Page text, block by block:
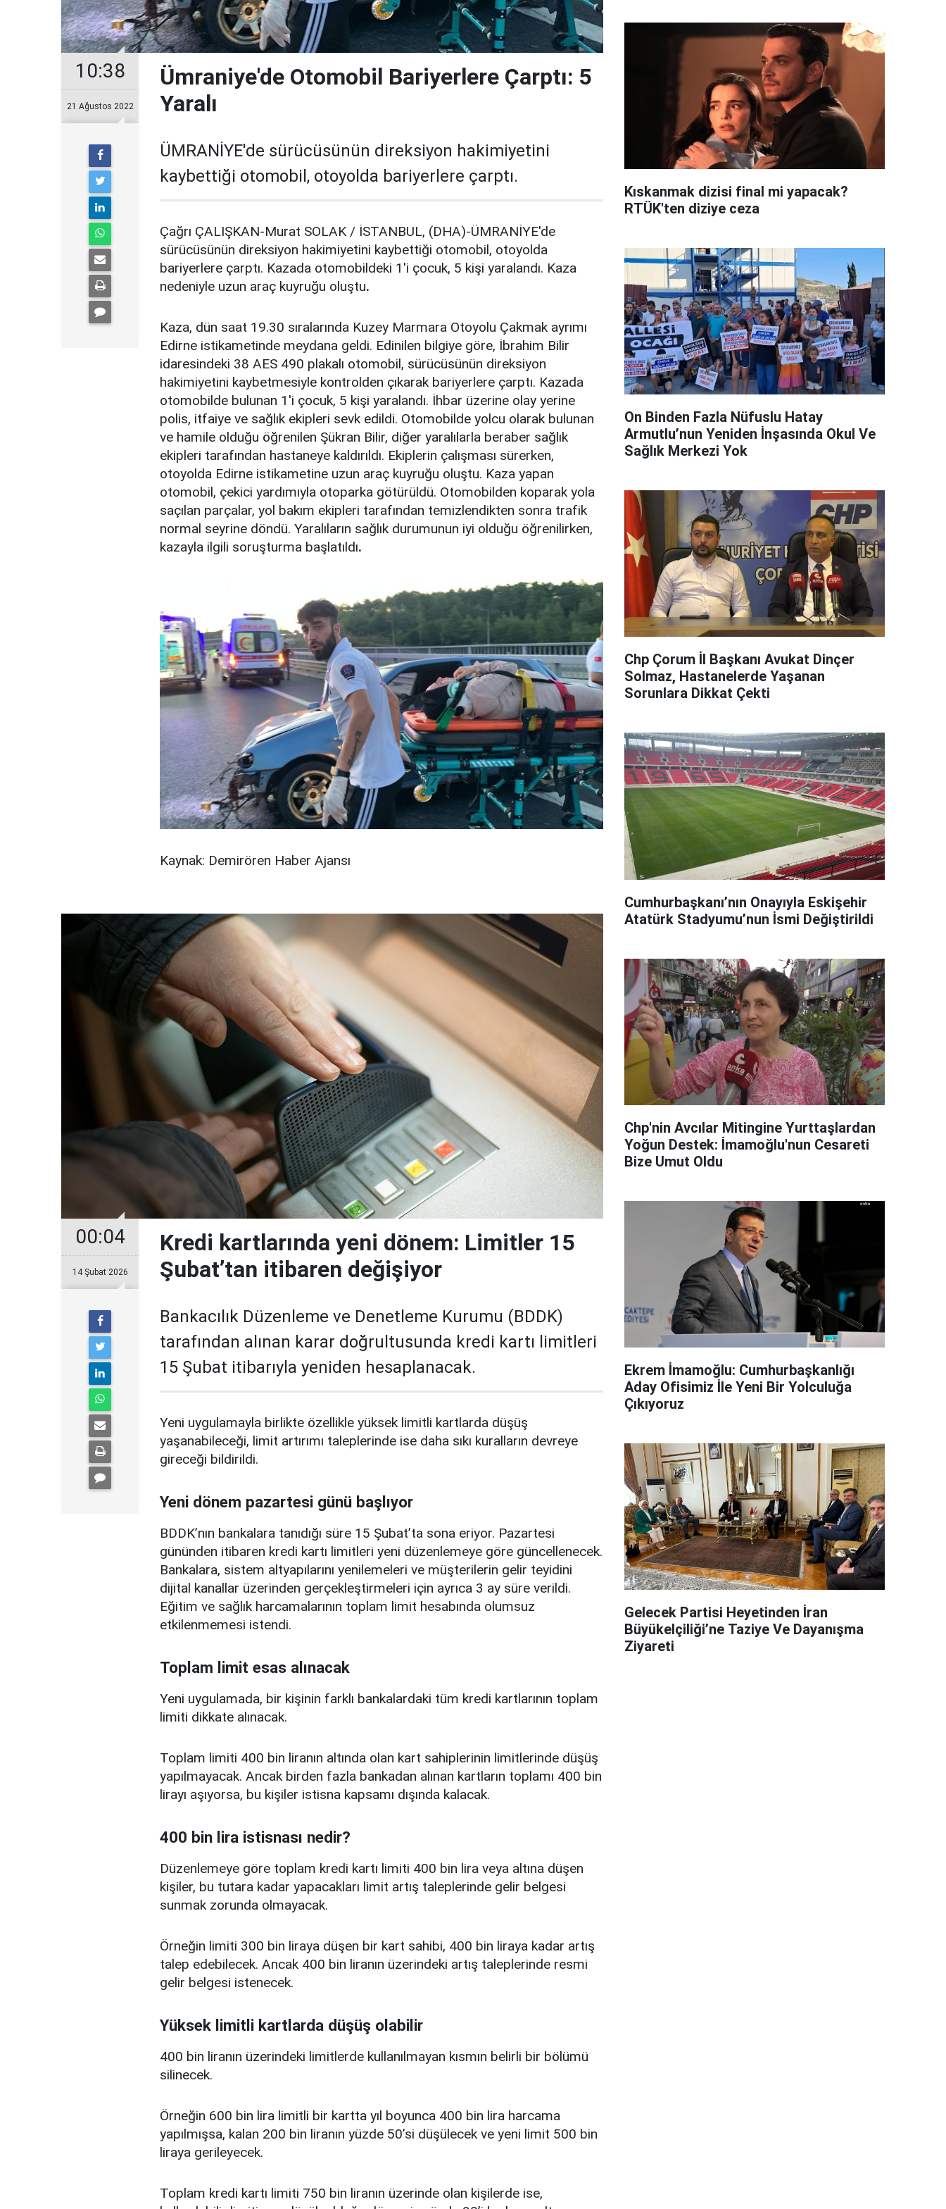
10:38
21 Ağustos 2022
Ümraniye'de Otomobil Bariyerlere Çarptı: 5
Yaralı
ÜMRANİYE'de sürücüsünün direksiyon hakimiyetini
kaybettiği otomobil, otoyolda bariyerlere çarptı.
Çağrı ÇALIŞKAN-Murat SOLAK / İSTANBUL, (DHA)-ÜMRANİYE'de
sürücüsünün direksiyon hakimiyetini kaybettiği otomobil, otoyolda
bariyerlere çarptı. Kazada otomobildeki 1'i çocuk, 5 kişi yaralandı. Kaza
nedeniyle uzun araç kuyruğu oluştu.
Kaza, dün saat 19.30 sıralarında Kuzey Marmara Otoyolu Çakmak ayrımı
Edirne istikametinde meydana geldi. Edinilen bilgiye göre, İbrahim Bilir
idaresindeki 38 AES 490 plakalı otomobil, sürücüsünün direksiyon
hakimiyetini kaybetmesiyle kontrolden çıkarak bariyerlere çarptı. Kazada
otomobilde bulunan 1'i çocuk, 5 kişi yaralandı. İhbar üzerine olay yerine
polis, itfaiye ve sağlık ekipleri sevk edildi. Otomobilde yolcu olarak bulunan
ve hamile olduğu öğrenilen Şükran Bilir, diğer yaralılarla beraber sağlık
ekipleri tarafından hastaneye kaldırıldı. Ekiplerin çalışması sürerken,
otoyolda Edirne istikametine uzun araç kuyruğu oluştu. Kaza yapan
otomobil, çekici yardımıyla otoparka götürüldü. Otomobilden koparak yola
saçılan parçalar, yol bakım ekipleri tarafından temizlendikten sonra trafik
normal seyrine döndü. Yaralıların sağlık durumunun iyi olduğu öğrenilirken,
kazayla ilgili soruşturma başlatıldı.
Kaynak: Demirören Haber Ajansı
00:04
14 Şubat 2026
Kredi kartlarında yeni dönem: Limitler 15
Şubat’tan itibaren değişiyor
Bankacılık Düzenleme ve Denetleme Kurumu (BDDK)
tarafından alınan karar doğrultusunda kredi kartı limitleri
15 Şubat itibarıyla yeniden hesaplanacak.
Yeni uygulamayla birlikte özellikle yüksek limitli kartlarda düşüş
yaşanabileceği, limit artırımı taleplerinde ise daha sıkı kuralların devreye
gireceği bildirildi.
Yeni dönem pazartesi günü başlıyor
BDDK’nın bankalara tanıdığı süre 15 Şubat’ta sona eriyor. Pazartesi
gününden itibaren kredi kartı limitleri yeni düzenlemeye göre güncellenecek.
Bankalara, sistem altyapılarını yenilemeleri ve müşterilerin gelir teyidini
dijital kanallar üzerinden gerçekleştirmeleri için ayrıca 3 ay süre verildi.
Eğitim ve sağlık harcamalarının toplam limit hesabında olumsuz
etkilenmemesi istendi.
Toplam limit esas alınacak
Yeni uygulamada, bir kişinin farklı bankalardaki tüm kredi kartlarının toplam
limiti dikkate alınacak.
Toplam limiti 400 bin liranın altında olan kart sahiplerinin limitlerinde düşüş
yapılmayacak. Ancak birden fazla bankadan alınan kartların toplamı 400 bin
lirayı aşıyorsa, bu kişiler istisna kapsamı dışında kalacak.
400 bin lira istisnası nedir?
Düzenlemeye göre toplam kredi kartı limiti 400 bin lira veya altına düşen
kişiler, bu tutara kadar yapacakları limit artış taleplerinde gelir belgesi
sunmak zorunda olmayacak.
Örneğin limiti 300 bin liraya düşen bir kart sahibi, 400 bin liraya kadar artış
talep edebilecek. Ancak 400 bin liranın üzerindeki artış taleplerinde resmi
gelir belgesi istenecek.
Yüksek limitli kartlarda düşüş olabilir
400 bin liranın üzerindeki limitlerde kullanılmayan kısmın belirli bir bölümü
silinecek.
Örneğin 600 bin lira limitli bir kartta yıl boyunca 400 bin lira harcama
yapılmışsa, kalan 200 bin liranın yüzde 50’si düşülecek ve yeni limit 500 bin
liraya gerileyecek.
Toplam kredi kartı limiti 750 bin liranın üzerinde olan kişilerde ise,
Kıskanmak dizisi final mi yapacak?
RTÜK'ten diziye ceza
On Binden Fazla Nüfuslu Hatay
Armutlu’nun Yeniden İnşasında Okul Ve
Sağlık Merkezi Yok
Chp Çorum İl Başkanı Avukat Dinçer
Solmaz, Hastanelerde Yaşanan
Sorunlara Dikkat Çekti
Cumhurbaşkanı’nın Onayıyla Eskişehir
Atatürk Stadyumu’nun İsmi Değiştirildi
Chp'nin Avcılar Mitingine Yurttaşlardan
Yoğun Destek: İmamoğlu'nun Cesareti
Bize Umut Oldu
Ekrem İmamoğlu: Cumhurbaşkanlığı
Aday Ofisimiz İle Yeni Bir Yolculuğa
Çıkıyoruz
Gelecek Partisi Heyetinden İran
Büyükelçiliği’ne Taziye Ve Dayanışma
Ziyareti